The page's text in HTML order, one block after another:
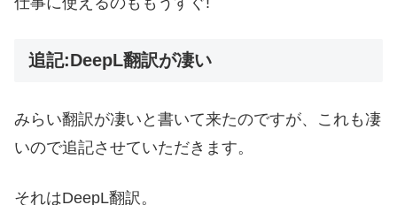
追記:DeepL翻訳が凄い
みらい翻訳が凄いと書いて来たのですが、これも凄
いので追記させていただきます。
それはDeepL翻訳。